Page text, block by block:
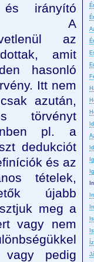
és irányító
A
az
amit
hasonló
Itt nem
azután,
törvényt
pl. a
dedukciót
és az
tételek,
újabb
meg a
vagy nem
vagy pedig